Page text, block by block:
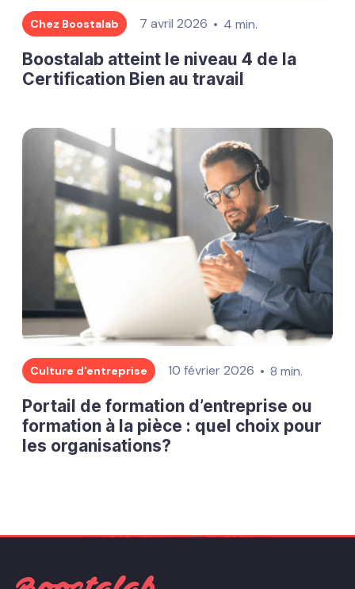
Chez Boostalab 7 avril 2026 4 min.
Boostalab atteint le niveau 4 de la
Certification Bien au travail
Culture d'entreprise 10 février 2026 8 min.
Portail de formation d’entreprise ou
formation à la pièce : quel choix pour
les organisations?